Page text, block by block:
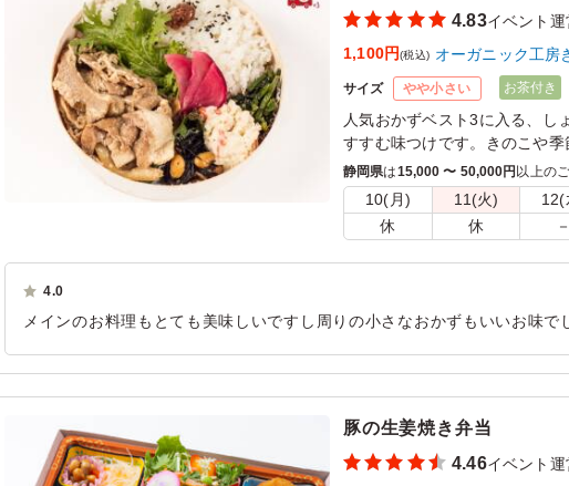
4.83イベント
1,100円(税込) オーガニック工房
サイズ やや小さい お茶付き
人気おかずベスト3に入る、し
すすむ味つけです。きのこや
ランス良い献立です。
静岡県は15,000 〜 50,000円 以上の
10(月) 11(火) 12(
休 休 －
4.0
メインのお料理もとても美味しいですし周りの小さなおかずもいいお味で
豚の生姜焼き弁当
4.46イベント